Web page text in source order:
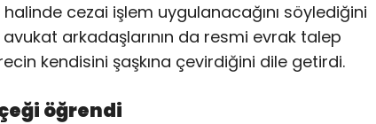
cezai işlem uygulanacağını söylediğini
arkadaşlarının da resmi evrak talep
kendisini şaşkına çevirdiğini dile getirdi.
öğrendi